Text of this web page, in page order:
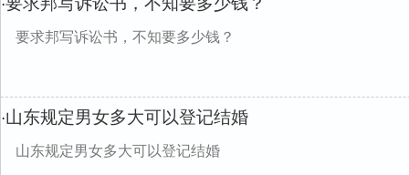
·
要求邦写诉讼书，不知要多少钱？
·山东规定男女多大可以登记结婚
山东规定男女多大可以登记结婚